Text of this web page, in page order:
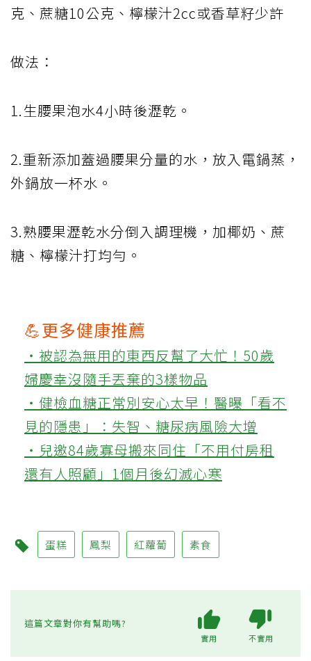
克、蔗糖10公克、檸檬汁2cc或香草籽少許
做法：
1.生腰果泡水4小時後瀝乾。
2.重新添加蓋過腰果分量的水，放入電鍋蒸，
外鍋放一杯水。
3.熟腰果瀝乾水分倒入調理機，加椰奶、蔗
糖、檸檬汁打均勻。
💪更多健康推薦
‧被認為無用的東西反幫了大忙！50歲
婦慶幸沒隨手丟棄的3樣物品
‧健檢血糖正常別安心太早！醫曝「看不
見的隱患」：失智、糖尿病風險大增
‧兒邀84歲寡母搬來同住「不用付房租
還有人照顧」1個月後幻滅心寒
蛋糕 鳳梨 紅蘿蔔 素食
這篇文章對你有幫助嗎?
實用 不實用